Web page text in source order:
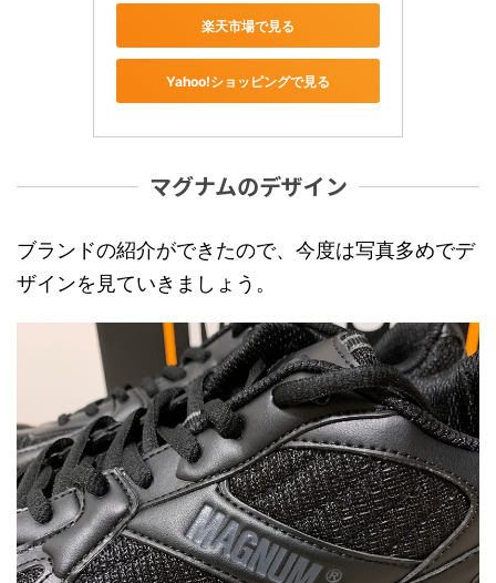
楽天市場で見る
Yahoo!ショッピングで見る
マグナムのデザイン
ブランドの紹介ができたので、今度は写真多めでデ
ザインを見ていきましょう。